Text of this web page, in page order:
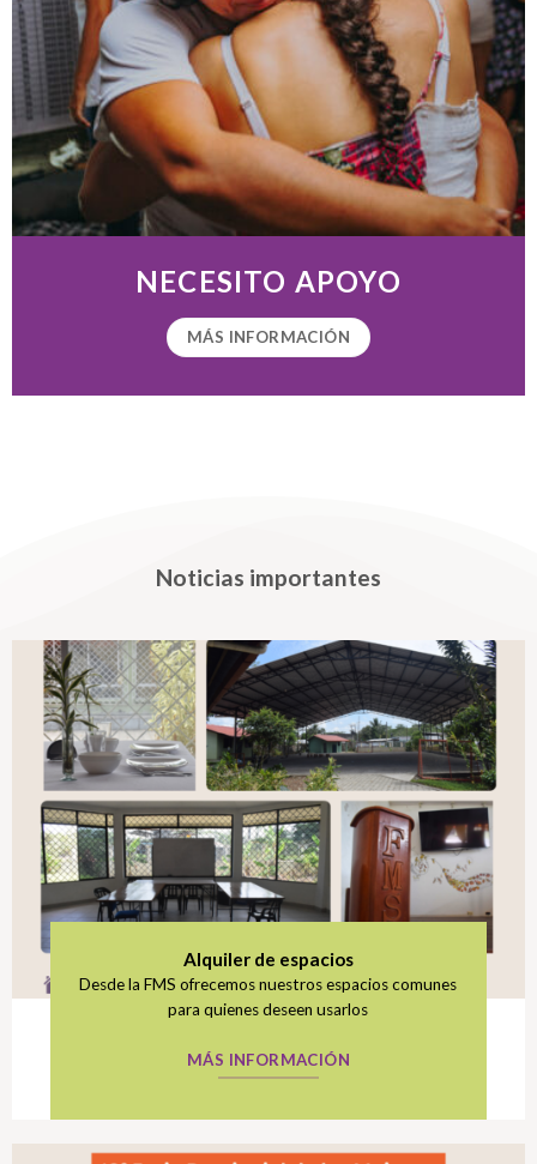
NECESITO APOYO
MÁS INFORMACIÓN
Noticias importantes
Alquiler de espacios
Desde la FMS ofrecemos nuestros espacios comunes
para quienes deseen usarlos
MÁS INFORMACIÓN